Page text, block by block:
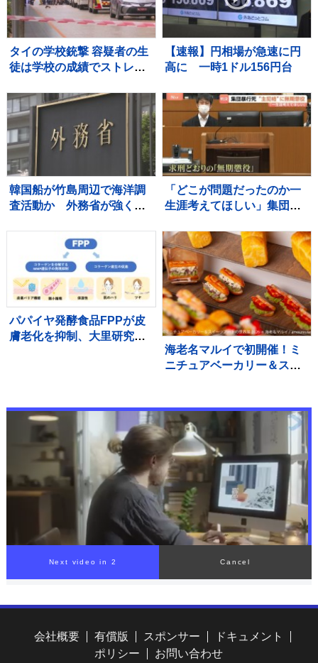
タイの学校銃撃 容疑者の生
徒は学校の成績でストレス
軽傷
【速報】円相場が急速に円
高に 一時1ドル156円台
韓国船が竹島周辺で海洋調
査活動か 外務省が強く抗
れられない」
「どこが問題だったのか一
生涯考えてほしい」集団暴
時18）に無期懲役の判決 裁
判員裁判 北海道・江別市
パパイヤ発酵食品FPPが皮
膚老化を抑制、大里研究所
海老名マルイで初開催！ミ
ニチュアベーカリー＆スイ
Next video in 1 Cancel
会社概要 有償版 スポンサー
ドキュメント
ポリシー
お問い合わせ